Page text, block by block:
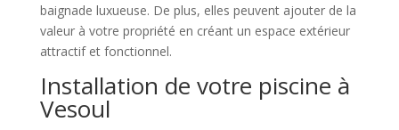
baignade luxueuse. De plus, elles peuvent ajouter de la
valeur à votre propriété en créant un espace extérieur
attractif et fonctionnel.
Installation de votre piscine à
Vesoul